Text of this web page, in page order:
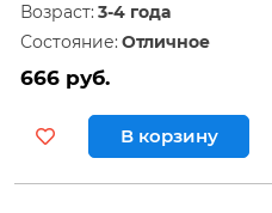
Возраст: 3-4 года
Состояние: Отличное
666 руб.
В корзину